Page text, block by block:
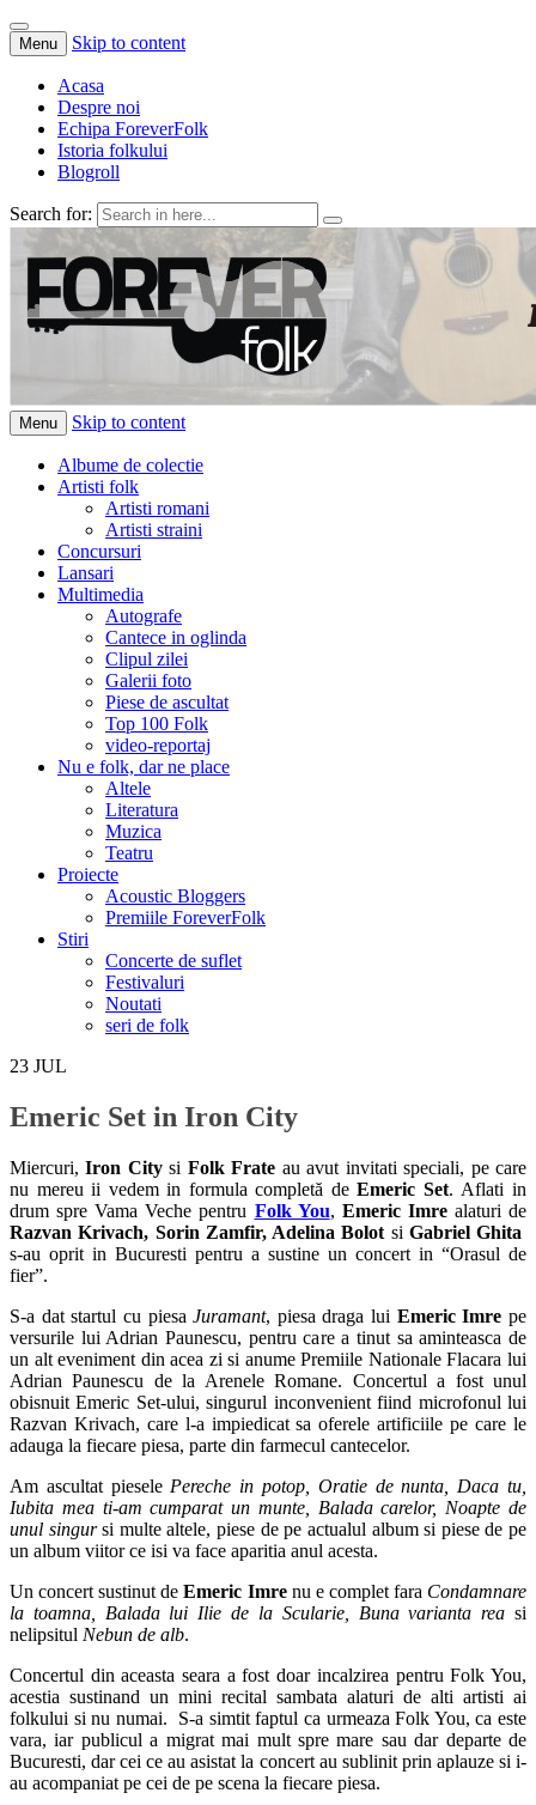
Menu Skip to content
Acasa
Despre noi
Echipa ForeverFolk
Istoria folkului
Blogroll
Search for:
ForeverFolk
Muzica sufletului tau
Menu Skip to content
Albume de colectie
Artisti folk
Artisti romani
Artisti straini
Concursuri
Lansari
Multimedia
Autografe
Cantece in oglinda
Clipul zilei
Galerii foto
Piese de ascultat
Top 100 Folk
video-reportaj
Nu e folk, dar ne place
Altele
Literatura
Muzica
Teatru
Proiecte
Acoustic Bloggers
Premiile ForeverFolk
Stiri
Concerte de suflet
Festivaluri
Noutati
seri de folk
23 JUL
Emeric Set in Iron City
Miercuri,Iron Citysi Folk Frate au avut invitati speciali, pe care
nu mereu ii vedem in formula completă deEmeric Set. Aflati in
drum spre Vama Veche pentru Folk You, Emeric Imrealaturi de
Razvan Krivach, Sorin Zamfir, Adelina Bolot si Gabriel Ghita
s-au oprit in Bucuresti pentru a sustine un concert in “Orasul de
fier”.
S-a dat startul cu piesaJuramant, piesa draga lui Emeric Imre pe
versurile lui Adrian Paunescu, pentru care a tinut sa aminteasca de
un alt eveniment din acea zi si anume Premiile Nationale Flacara lui
Adrian Paunescu de la Arenele Romane. Concertul a fost unul
obisnuit Emeric Set-ului, singurul inconvenient fiind microfonul lui
Razvan Krivach, care l-a impiedicat sa oferele artificiile pe care le
adauga la fiecare piesa, parte din farmecul cantecelor.
Am ascultat piesele Pereche in potop, Oratie de nunta, Daca tu,
Iubita mea ti-am cumparat un munte, Balada carelor, Noapte de
unul singursi multe altele, piese de pe actualul album si piese de pe
un album viitor ce isi va face aparitia anul acesta.
Un concert sustinut deEmeric Imrenu e complet fara Condamnare
la toamna, Balada lui Ilie de la Scularie, Buna varianta rea si
nelipsitul Nebun de alb.
Concertul din aceasta seara a fost doar incalzirea pentru Folk You,
acestia sustinand un mini recital sambata alaturi de alti artisti ai
folkului si nu numai. S-a simtit faptul ca urmeaza Folk You, ca este
vara, iar publicul a migrat mai mult spre mare sau dar departe de
Bucuresti, dar cei ce au asistat la concert au sublinit prin aplauze si i-
au acompaniat pe cei de pe scena la fiecare piesa.